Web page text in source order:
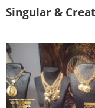
Singular &